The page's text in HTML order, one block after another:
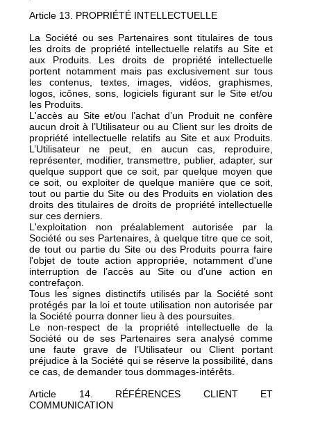
Article 13. PROPRIÉTÉ INTELLECTUELLE
La Société ou ses Partenaires sont titulaires de tous
les droits de propriété intellectuelle relatifs au Site et
aux Produits. Les droits de propriété intellectuelle
portent notamment mais pas exclusivement sur tous
les contenus, textes, images, vidéos, graphismes,
logos, icônes, sons, logiciels figurant sur le Site et/ou
les Produits.
L'accès au Site et/ou l’achat d’un Produit ne confère
aucun droit à l’Utilisateur ou au Client sur les droits de
propriété intellectuelle relatifs au Site et aux Produits.
L’Utilisateur ne peut, en aucun cas, reproduire,
représenter, modifier, transmettre, publier, adapter, sur
quelque support que ce soit, par quelque moyen que
ce soit, ou exploiter de quelque manière que ce soit,
tout ou partie du Site ou des Produits en violation des
droits des titulaires de droits de propriété intellectuelle
sur ces derniers.
L'exploitation non préalablement autorisée par la
Société ou ses Partenaires, à quelque titre que ce soit,
de tout ou partie du Site ou des Produits pourra faire
l'objet de toute action appropriée, notamment d'une
interruption de l’accès au Site ou d’une action en
contrefaçon.
Tous les signes distinctifs utilisés par la Société sont
protégés par la loi et toute utilisation non autorisée par
la Société pourra donner lieu à des poursuites.
Le non-respect de la propriété intellectuelle de la
Société ou de ses Partenaires sera analysé comme
une faute grave de l’Utilisateur ou Client portant
préjudice à la Société qui se réserve la possibilité, dans
ce cas, de demander tous dommages-intérêts.
Article 14. RÉFÉRENCES CLIENT ET
COMMUNICATION